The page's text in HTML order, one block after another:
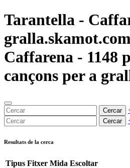
Tarantella -
Caffarena - 1148
cançons per a
Cercar
Cercar
Resultats de la cerca
Tipus Fitxer Mida Escoltar